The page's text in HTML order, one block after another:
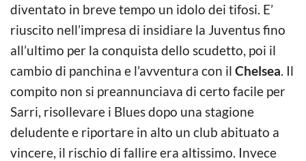
diventato in breve tempo un idolo dei tifosi. E’
riuscito nell’impresa di insidiare la Juventus fino
all’ultimo per la conquista dello scudetto, poi il
cambio di panchina e l’avventura con il Chelsea. Il
compito non si preannunciava di certo facile per
Sarri, risollevare i Blues dopo una stagione
deludente e riportare in alto un club abituato a
vincere, il rischio di fallire era altissimo. Invece